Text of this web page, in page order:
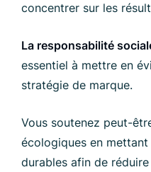
concentrer sur les
La responsabilité
essentiel à mettre en
stratégie de marque.
Vous soutenez peut-
écologiques en
durables afin de